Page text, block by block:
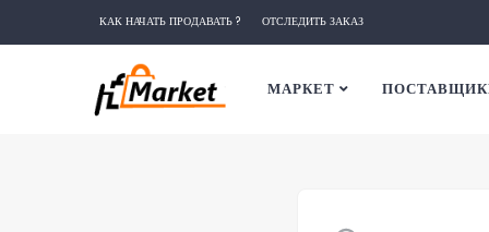
КАК НАЧАТЬ ПРОДАВАТЬ ? ОТСЛЕДИТЬ ЗАКАЗ
МАРКЕТ